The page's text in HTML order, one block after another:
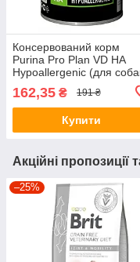
Консервований корм
Purina Pro Plan VD HA
Hypoallergenic (для
400г
162,35 ₴ 191 ₴
Купити
Акційні пропозиції
–25%